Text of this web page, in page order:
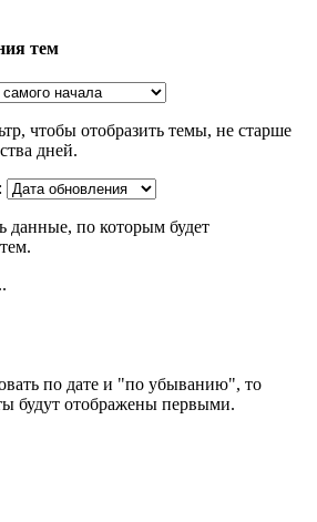
тем
чтобы отобразить темы, не старше
дней.
данные, по которым будет
по дате и "по убыванию", то
будут отображены первыми.